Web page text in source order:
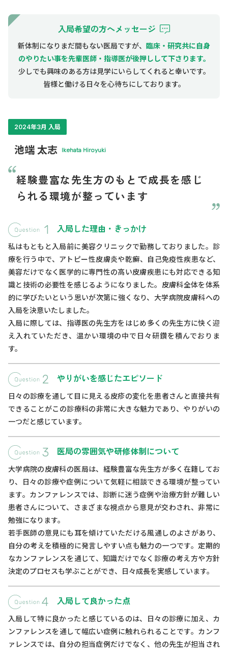
入局希望の方へメッセージ
新体制になりまだ間もない医局ですが、 臨床・研究共に自身
のやりたい事を先輩医師・指導医が後押しして下さります。
少しでも興味のある方は見学にいらしてくれると幸いです。
皆様と働ける日々を心待ちにしております。
2024年3月 入局
池端 太志 Ikehata Hiroyuki
経験豊富な先生方のもとで成長を感じ
られる環境が整っています
入局した理由・きっかけ
私はもともと入局前に美容クリニックで勤務しておりました。診
療を行う中で、アトピー性皮膚炎や乾癬、自己免疫性疾患など、
美容だけでなく医学的に専門性の高い皮膚疾患にも対応できる知
識と技術の必要性を感じるようになりました。皮膚科全体を体系
的に学びたいという思いが次第に強くなり、大学病院皮膚科への
入局を決意いたしました。
入局に際しては、指導医の先生方をはじめ多くの先生方に快く迎
え入れていただき、温かい環境の中で日々研鑽を積んでおりま
す。
やりがいを感じたエピソード
日々の診療を通して目に見える皮疹の変化を患者さんと直接共有
できることがこの診療科の非常に大きな魅力であり、やりがいの
一つだと感じています。
医局の雰囲気や研修体制について
大学病院の皮膚科の医局は、経験豊富な先生方が多く在籍してお
り、日々の診療や症例について気軽に相談できる環境が整ってい
ます。カンファレンスでは、診断に迷う症例や治療方針が難しい
患者さんについて、さまざまな視点から意見が交わされ、非常に
勉強になります。
若手医師の意見にも耳を傾けていただける風通しのよさがあり、
自分の考えを積極的に発言しやすい点も魅力の一つです。定期的
なカンファレンスを通じて、知識だけでなく診療の考え方や方針
決定のプロセスも学ぶことができ、日々成長を実感しています。
入局して良かった点
入局して特に良かったと感じているのは、日々の診療に加え、カ
ンファレンスを通して幅広い症例に触れられることです。カンフ
ァレンスでは、自分の担当症例だけでなく、他の先生が担当され